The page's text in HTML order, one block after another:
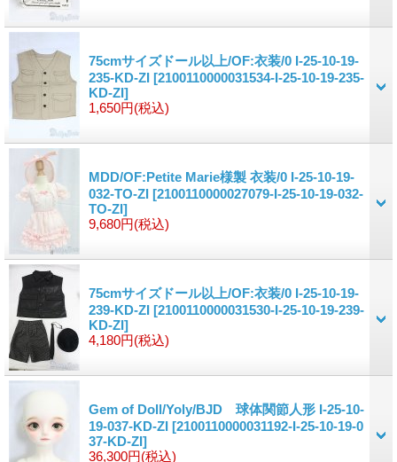
75cmサイズドール以上/OF:衣装/0 I-25-10-19-
235-KD-ZI [2100110000031534-I-25-10-19-235-
KD-ZI]
1,650円(税込)
MDD/OF:Petite Marie様製 衣装/0 I-25-10-19-
032-TO-ZI [2100110000027079-I-25-10-19-032-
TO-ZI]
9,680円(税込)
75cmサイズドール以上/OF:衣装/0 I-25-10-19-
239-KD-ZI [2100110000031530-I-25-10-19-239-
KD-ZI]
4,180円(税込)
Gem of Doll/Yoly/BJD 球体関節人形 I-25-10-
19-037-KD-ZI [2100110000031192-I-25-10-19-0
37-KD-ZI]
36,300円(税込)